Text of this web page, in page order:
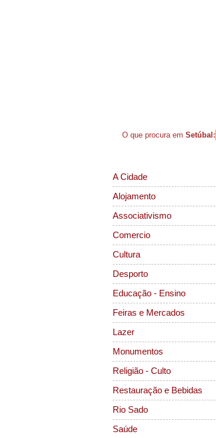
O que procura em Setúbal:
A Cidade
Alojamento
Associativismo
Comercio
Cultura
Desporto
Educação - Ensino
Feiras e Mercados
Lazer
Monumentos
Religião - Culto
Restauração e Bebidas
Rio Sado
Saúde